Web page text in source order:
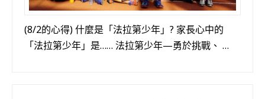
(8/2的心得) 什麼是「法拉第少年」? 家長心中的
「法拉第少年」是…… 法拉第少年—勇於挑戰、 …